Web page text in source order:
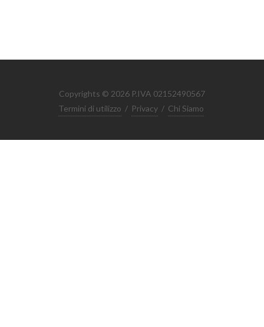
Copyrights © 2026 P.IVA 02152490567
Termini di utilizzo / Privacy / Chi Siamo